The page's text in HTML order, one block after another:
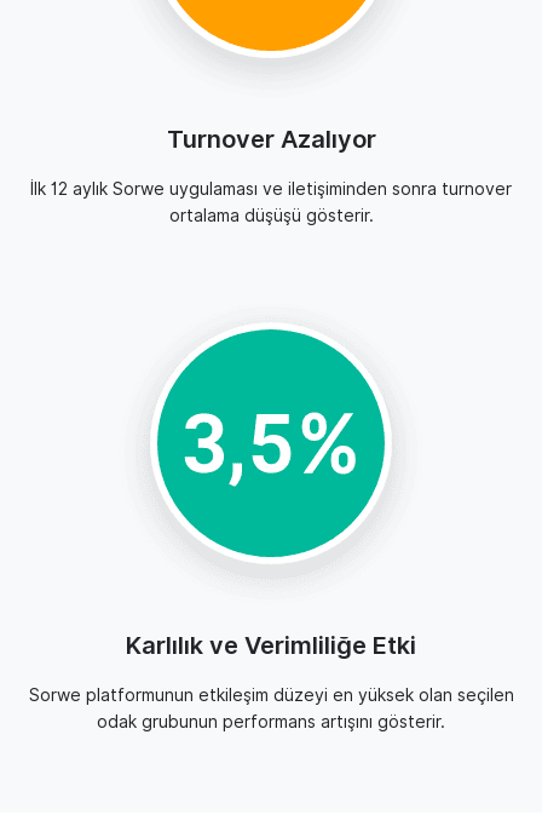
Turnover Azalıyor
İlk 12 aylık Sorwe uygulaması ve iletişiminden sonra turnover
ortalama düşüşü gösterir.
Karlılık ve Verimliliğe Etki
Sorwe platformunun etkileşim düzeyi en yüksek olan seçilen
odak grubunun performans artışını gösterir.